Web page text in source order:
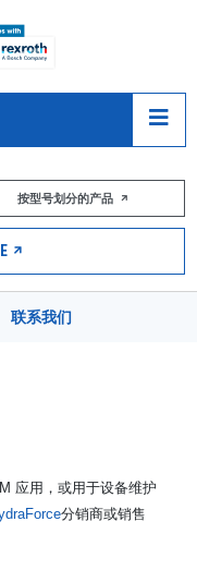
按型号划分的产品
联系我们
应用，或用于设备维护
分销商或销售